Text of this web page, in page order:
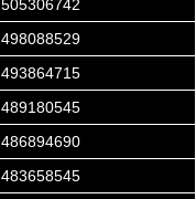
505306742
498088529
493864715
489180545
486894690
483658545